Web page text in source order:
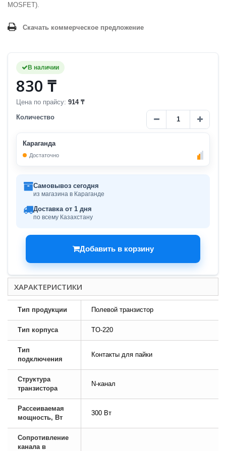
MOSFET).
Скачать коммерческое предложение
В наличии
830 ₸
Цена по прайсу: 914 ₸
Количество
Караганда
Достаточно
Самовывоз сегодня
из магазина в Караганде
Доставка от 1 дня
по всему Казахстану
Добавить в корзину
ХАРАКТЕРИСТИКИ
Тип продукции Полевой транзистор
Тип корпуса TO-220
Тип
подключения
Контакты для пайки
Структура
транзистора
N-канал
Рассеиваемая
мощность, Вт
300 Вт
Сопротивление
канала в